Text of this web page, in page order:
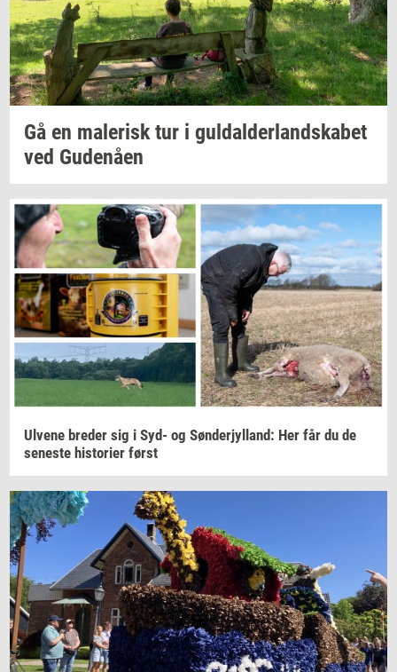
Gå en ma­le­risktur i gul­dal­der­land­ska­bet
ved Gu­denå­en
Ul­ve­ne bre­der sig i Syd- og Søn­derjyl­land: Her får du de
se­ne­ste hi­sto­ri­er først